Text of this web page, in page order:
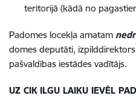
teritorijā (kādā no
Padomes locekļa amatam
domes deputāti,
pašvaldības iestādes vadītājs.
UZ CIK ILGU LAIKU IEVĒL